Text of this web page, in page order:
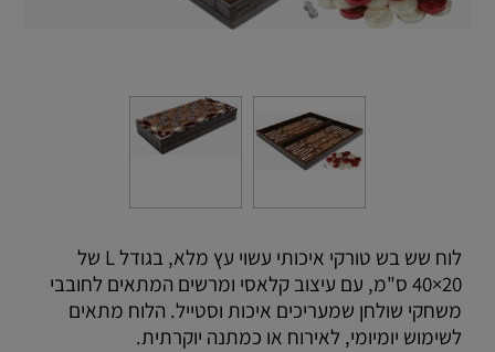
לוח שש בש טורקי איכותי עשוי עץ מלא, בגודל L של
20×40 ס"מ, עם עיצוב קלאסי ומרשים המתאים לחובבי
משחקי שולחן שמעריכים איכות וסטייל. הלוח מתאים
לשימוש יומיומי, לאירוח או כמתנה יוקרתית.